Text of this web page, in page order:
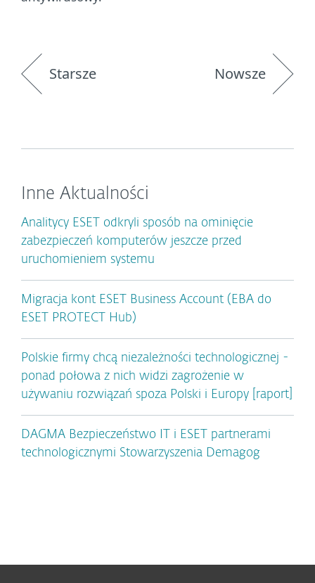
Starsze Nowsze
Inne Aktualności
Analitycy ESET odkryli sposób na ominięcie
zabezpieczeń komputerów jeszcze przed
uruchomieniem systemu
Migracja kont ESET Business Account (EBA do
ESET PROTECT Hub)
Polskie firmy chcą niezależności technologicznej -
ponad połowa z nich widzi zagrożenie w
używaniu rozwiązań spoza Polski i Europy [raport]
DAGMA Bezpieczeństwo IT i ESET partnerami
technologicznymi Stowarzyszenia Demagog